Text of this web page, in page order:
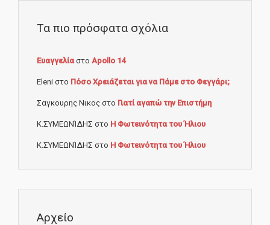
Τα πιο πρόσφατα σχόλια
Ευαγγελίαστο Apollo 14
Eleni στο Πόσο Χρειάζεται για να Πάμε στο Φεγγάρι;
Σαγκουρης Νικος στο Γιατί αγαπώ την Επιστήμη
Κ.ΣΥΜΕΩΝΊΔΗΣ στο Η Φωτεινότητα του Ήλιου
Κ.ΣΥΜΕΩΝΊΔΗΣ στο Η Φωτεινότητα του Ήλιου
Αρχείο